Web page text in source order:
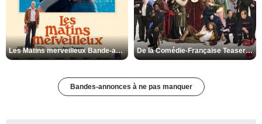
Les Matins merveilleux Bande-annonce VF De la Comédie-Française Teaser VF
Bandes-annonces à ne pas manquer